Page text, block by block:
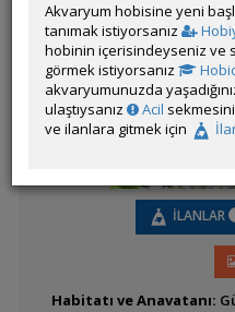
İLANLAR
Habitatı ve Anavatanı:
Akvaryum hobisine yeni
tanımak istiyorsanız
hobinin içerisindeyseniz ve
görmek istiyorsanız
akvaryumunuzda
ulaştıysanız
Acil
ve ilanlara gitmek için